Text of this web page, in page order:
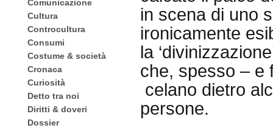
Comunicazione
Cultura
Controcultura
Consumi
Costume & società
Cronaca
Curiosità
Detto tra noi
Diritti & doveri
Dossier
in scena di uno
ironicamente
la
che, spesso – e
celano dietro
persone.